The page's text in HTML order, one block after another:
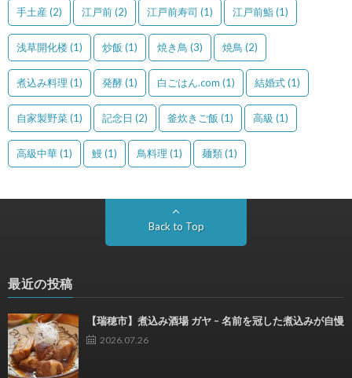
手土産 (2) 江戸前(2) 江戸前寿司 (1) 江戸前鮨(1)
浅草開化楼(1) 炒飯 (1) 焼き鳥 (3) 焼鳥 (2)
煮込み料理 (1) 発酵(1) 白ごはん.com (1) 結婚式(1)
自家製野菜(1) 記念日 (2) 釜炊きご飯 (1) 高級 (1)
高級中華(1) 鰻(1) 鳥料理 (1) 麺類(1)
Back to Top
最近の投稿
【瑞穂市】煮込み酒場 ガヤ – 名前を冠した煮込みが自慢
2026.07.26